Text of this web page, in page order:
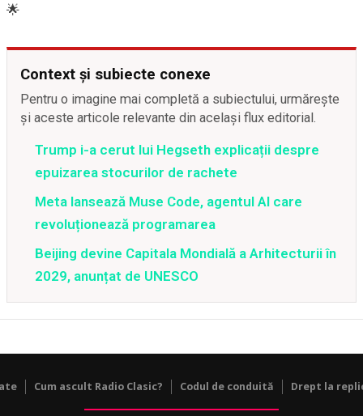
🌟
Context și subiecte conexe
Pentru o imagine mai completă a subiectului, urmărește
și aceste articole relevante din același flux editorial.
Trump i-a cerut lui Hegseth explicații despre
epuizarea stocurilor de rachete
Meta lansează Muse Code, agentul AI care
revoluționează programarea
Beijing devine Capitala Mondială a Arhitecturii în
2029, anunțat de UNESCO
Cum ascult Radio Clasic? Codul de conduită Drept la